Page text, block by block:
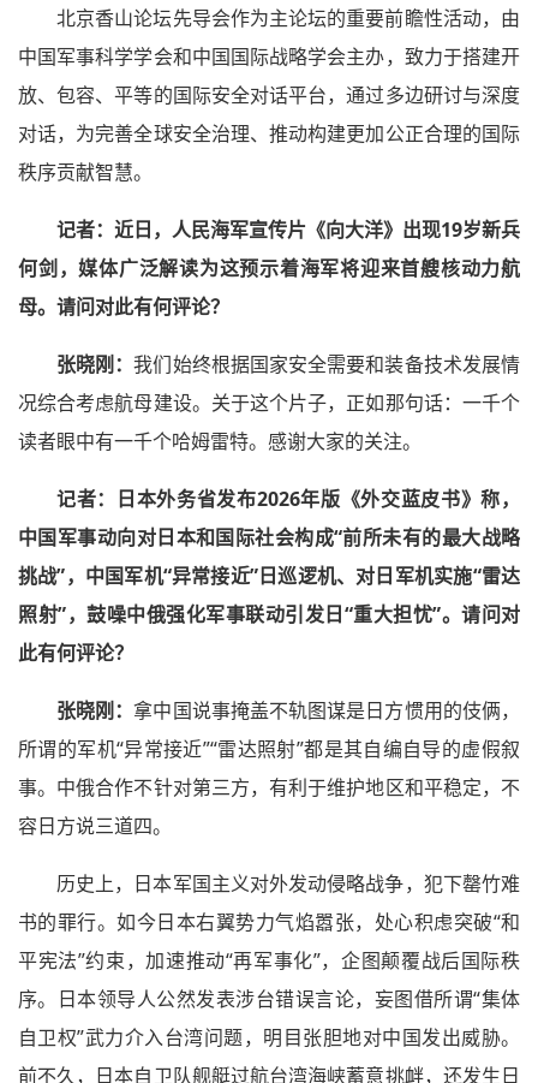
北京香山论坛先导会作为主论坛的重要前瞻性活动，由
中国军事科学学会和中国国际战略学会主办，致力于搭建开
放、包容、平等的国际安全对话平台，通过多边研讨与深度
对话，为完善全球安全治理、推动构建更加公正合理的国际
秩序贡献智慧。
记者： 近日，人民海军宣传片《向大洋》出现19岁新兵
何剑，媒体广泛解读为这预示着海军将迎来首艘核动力航
母。请问对此有何评论？
张晓刚：我们始终根据国家安全需要和装备技术发展情
况综合考虑航母建设。关于这个片子，正如那句话：一千个
读者眼中有一千个哈姆雷特。感谢大家的关注。
记者： 日本外务省发布2026年版《外交蓝皮书》称，
中国军事动向对日本和国际社会构成“前所未有的最大战略
挑战”，中国军机“异常接近”日巡逻机、对日军机实施“雷达
照射”，鼓噪中俄强化军事联动引发日“重大担忧”。请问对
此有何评论？
张晓刚：拿中国说事掩盖不轨图谋是日方惯用的伎俩，
所谓的军机“异常接近”“雷达照射”都是其自编自导的虚假叙
事。中俄合作不针对第三方，有利于维护地区和平稳定，不
容日方说三道四。
历史上，日本军国主义对外发动侵略战争，犯下罄竹难
书的罪行。如今日本右翼势力气焰嚣张，处心积虑突破“和
平宪法”约束，加速推动“再军事化”，企图颠覆战后国际秩
序。日本领导人公然发表涉台错误言论，妄图借所谓“集体
自卫权”武力介入台湾问题，明目张胆地对中国发出威胁。
前不久，日本自卫队舰艇过航台湾海峡蓄意挑衅，还发生日